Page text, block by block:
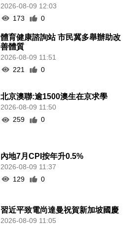
2026-08-09 12:03
173
0
體育健康諮詢站 市民冀多舉辦助改
善體質
2026-08-09 11:51
221
0
北京澳聯:逾1500澳生在京求學
2026-08-09 11:50
259
0
內地7月CPI按年升0.5%
2026-08-09 11:37
129
0
習近平致電尚達曼祝賀新加坡國慶
2026-08-09 11:05